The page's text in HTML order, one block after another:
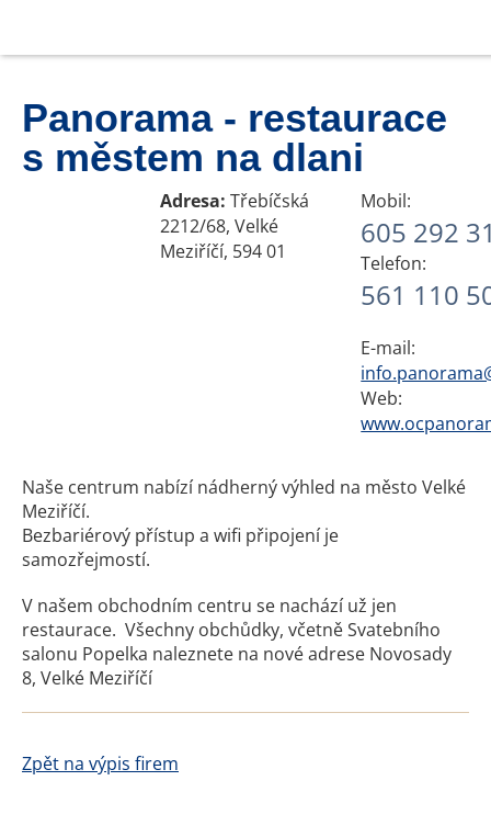
Panorama - restaurace
s městem na dlani
Adresa: Třebíčská
2212/68, Velké
Meziříčí, 594 01
Mobil:
605 292
Telefon:
561 110
E-mail:
Web:
Naše centrum nabízí nádherný výhled na město Velké
Meziříčí.
Bezbariérový přístup a wifi připojení je
samozřejmostí.
V našem obchodním centru se nachází už jen
restaurace. Všechny obchůdky, včetně Svatebního
salonu Popelka naleznete na nové adrese Novosady
8, Velké Meziříčí
Zpět na výpis firem